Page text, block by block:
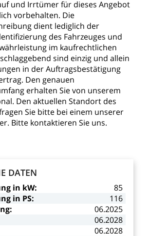
und Irrtümerfür dieses Angebot
vorbehalten. Die
dient lediglich der
des Fahrzeuges und
im kaufrechtlichen
sind einzig und allein
in derAuftragsbestätigung
Den genauen
erhalten Sievon unserem
Den aktuellen Standort des
Sie bitte bei einem unserer
Bitte kontaktieren Sie uns.
DATEN
in kW:
85
in PS:
116
06.2025
06.2028
06.2028